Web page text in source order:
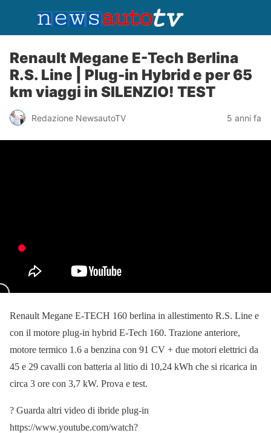
Renault Megane E-Tech Berlina
R.S. Line | Plug-in Hybrid e per 65
km viaggi in SILENZIO! TEST
Redazione NewsautoTV 5 anni fa
Renault Megane E-TECH 160 berlina in allestimento R.S. Line e
con il motore plug-in hybrid E-Tech 160. Trazione anteriore,
motore termico 1.6 a benzina con 91 CV + due motori elettrici da
45 e 29 cavalli con batteria al litio di 10,24 kWh che si ricarica in
circa 3 ore con 3,7 kW. Prova e test.
? Guarda altri video di ibride plug-in
https://www.youtube.com/watch?